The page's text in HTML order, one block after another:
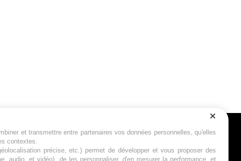
Suivez-nous
et transmettre entre partenaires vos données personnelles, qu'elles
contextes.
précise, etc.) permet de développer et vous proposer des
audio, et vidéo), de les personnaliser, d'en mesurer la performance, et